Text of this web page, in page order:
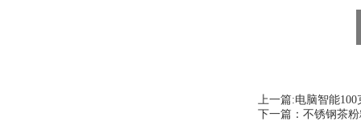
上一篇:电脑智能
下一篇： 不锈钢茶